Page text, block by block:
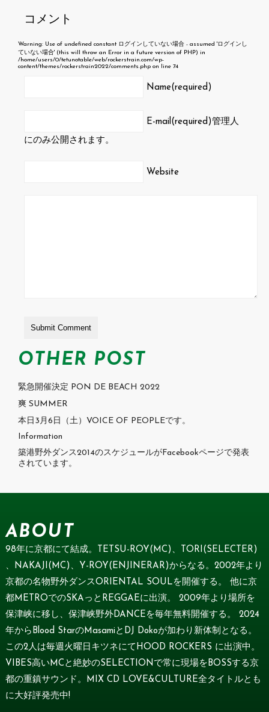
コメント
Warning: Use of undefined constant ログインしていない場合 - assumed 'ログインし
ていない場合' (this will throw an Error in a future version of PHP) in
/home/users/0/tetunotable/web/rockerstrain.com/wp-
content/themes/rockerstrain2022/comments.php on line74
Name(required)
E-mail(required)管理人
にのみ公開されます。
Website
OTHER POST
緊急開催決定 PON DE BEACH 2022
爽 SUMMER
本日3月6日（土）VOICE OF PEOPLEです。
Information
築港野外ダンス2014のスケジュールがFacebookページで発表
されています。
ABOUT
98年に京都にて結成。TETSU-ROY(MC)、TORI(SELECTER)
、NAKAJI(MC)、Y-ROY(ENJINERAR)からなる。2002年より
京都の名物野外ダンスORIENTAL SOULを開催する。 他に京
都METROでのSKAっとREGGAEに出演。 2009年より場所を
保津峡に移し、保津峡野外DANCEを毎年無料開催する。 2024
年からBlood StarのMasamiとDJ Dokoが加わり新体制となる。
この2人は毎週火曜日キツネにてHOOD ROCKERS に出演中。
VIBES高いMCと絶妙のSELECTIONで常に現場をBOSSする京
都の重鎮サウンド。MIX CD LOVE&CULTURE全タイトルとも
に大好評発売中!